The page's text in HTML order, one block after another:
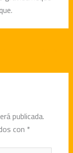
publicada.
con *